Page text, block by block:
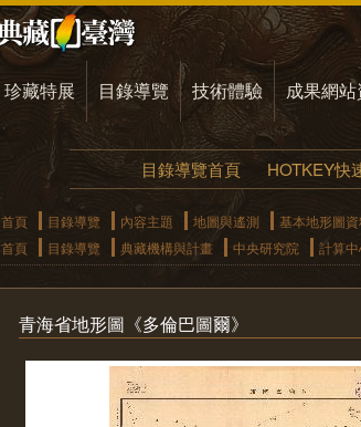
珍藏特展 目錄導覽 技術體驗 成果網
目錄導覽首頁 HOTKEY快
首頁 目錄導覽 內容主題 地圖與遙測 基本地形圖
首頁
目錄導覽 典藏機構與計畫 中央研究院 計算
青海省地形圖《多倫巴圖爾》